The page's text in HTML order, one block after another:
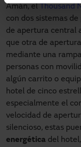
Amán, elThousand
con dos sistemas
de apertura central
que otra de
mediante una
personas con
algún carrito o
hotel de cinco
especialmente el
velocidad de
silencioso, estas
energética del